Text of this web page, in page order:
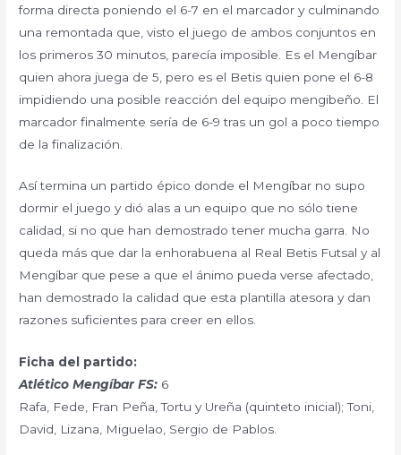
forma directa poniendo el 6-7 en el marcador y culminando
una remontada que, visto el juego de ambos conjuntos en
los primeros 30 minutos, parecía imposible. Es el Mengíbar
quien ahora juega de 5, pero es el Betis quien pone el 6-8
impidiendo una posible reacción del equipo mengibeño. El
marcador finalmente sería de 6-9 tras un gol a poco tiempo
de la finalización.
Así termina un partido épico donde el Mengíbar no supo
dormir el juego y dió alas a un equipo que no sólo tiene
calidad, si no que han demostrado tener mucha garra. No
queda más que dar la enhorabuena al Real Betis Futsal y al
Mengíbar que pese a que el ánimo pueda verse afectado,
han demostrado la calidad que esta plantilla atesora y dan
razones suficientes para creer en ellos.
Ficha del partido:
Atlético Mengíbar FS: 6
Rafa, Fede, Fran Peña, Tortu y Ureña (quinteto inicial); Toni,
David, Lizana, Miguelao, Sergio de Pablos.